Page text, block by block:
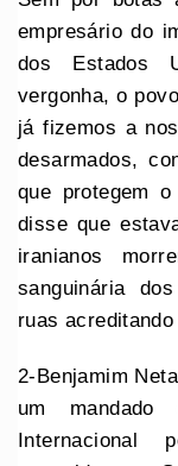
empresário do
dos Estados
vergonha, o
já fizemos a
desarmados,
que protegem
disse que
iranianos
sanguinária
ruas
2-Benjamim
um
Internacional